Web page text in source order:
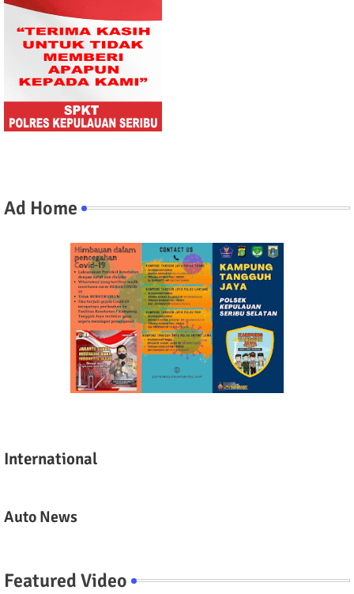
Ad Home
International
Auto News
Featured Video